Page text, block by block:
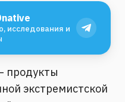
исследования и
продукты
экстремистской